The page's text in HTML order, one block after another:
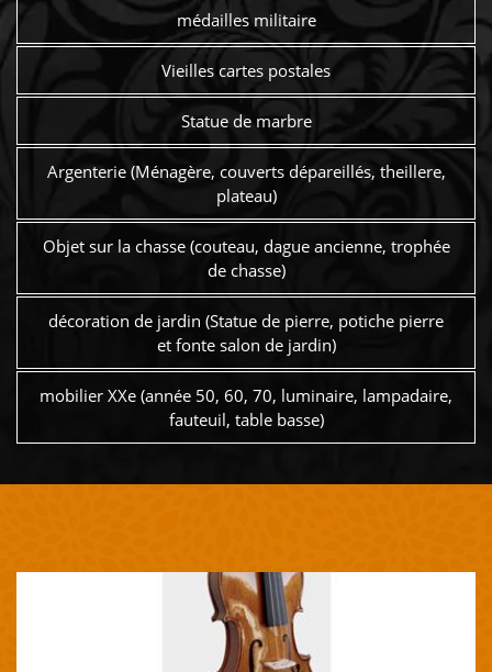
médailles militaire
Vieilles cartes postales
Statue de marbre
Argenterie (Ménagère, couverts dépareillés, theillere,
plateau)
Objet sur la chasse (couteau, dague ancienne, trophée
de chasse)
décoration de jardin (Statue de pierre, potiche pierre
et fonte salon de jardin)
mobilier XXe (année 50, 60, 70, luminaire, lampadaire,
fauteuil, table basse)